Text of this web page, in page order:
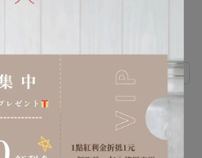
規格說明
特殊又可愛，